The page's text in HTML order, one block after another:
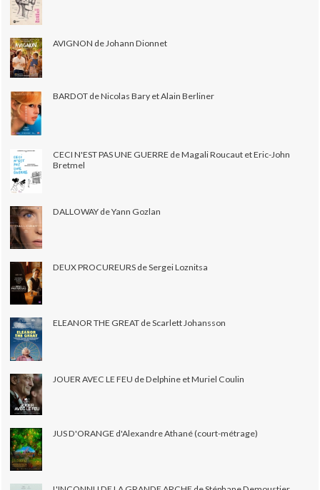
AVIGNON de Johann Dionnet
BARDOT de Nicolas Bary et Alain Berliner
CECI N'EST PAS UNE GUERRE de Magali Roucaut et Eric-John
Bretmel
DALLOWAY de Yann Gozlan
DEUX PROCUREURS de Sergei Loznitsa
ELEANOR THE GREAT de Scarlett Johansson
JOUER AVEC LE FEU de Delphine et Muriel Coulin
JUS D'ORANGE d'Alexandre Athané (court-métrage)